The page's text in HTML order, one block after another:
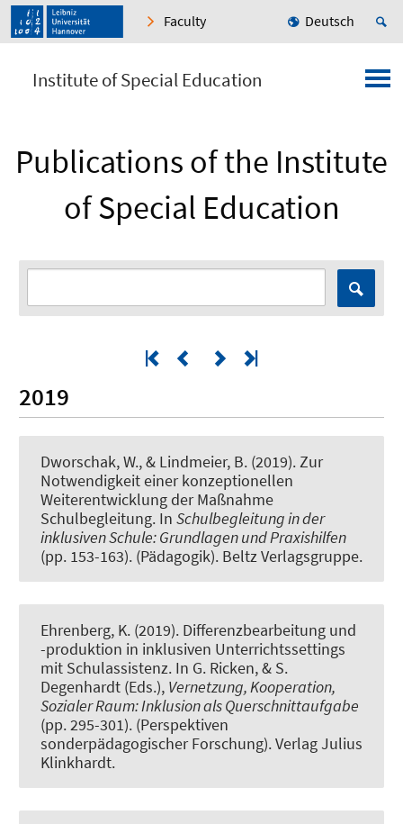
Faculty Deutsch
Institute of Special Education
Publications of the Institute
of Special Education
2019
Dworschak, W., & Lindmeier, B. (2019). Zur
Notwendigkeit einer konzeptionellen
Weiterentwicklung der Maßnahme
Schulbegleitung. In Schulbegleitung in der
inklusiven Schule: Grundlagen und Praxishilfen
(pp. 153-163). (Pädagogik). Beltz Verlagsgruppe.
Ehrenberg, K. (2019). Differenzbearbeitung und
-produktion in inklusiven Unterrichtssettings
mit Schulassistenz. In G. Ricken, & S.
Degenhardt (Eds.), Vernetzung, Kooperation,
Sozialer Raum: Inklusion als Querschnittaufgabe
(pp. 295-301). (Perspektiven
sonderpädagogischer Forschung). Verlag Julius
Klinkhardt.